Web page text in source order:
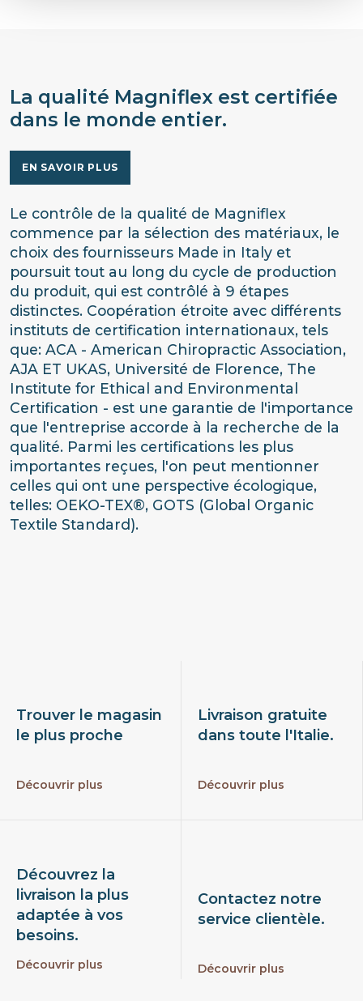
La qualité Magniflex est certifiée
dans le monde entier.
EN SAVOIR PLUS
Le contrôle de la qualité de Magniflex
commence par la sélection des matériaux, le
choix des fournisseurs Made in Italy et
poursuit tout au long du cycle de production
du produit, qui est contrôlé à 9 étapes
distinctes. Coopération étroite avec différents
instituts de certification internationaux, tels
que: ACA - American Chiropractic Association,
AJA ET UKAS, Université de Florence, The
Institute for Ethical and Environmental
Certification - est une garantie de l'importance
que l'entreprise accorde à la recherche de la
qualité. Parmi les certifications les plus
importantes reçues, l'on peut mentionner
celles qui ont une perspective écologique,
telles: OEKO-TEX®, GOTS (Global Organic
Textile Standard).
Trouver le magasin
le plus proche
Découvrir plus
Livraison gratuite
dans toute l'Italie.
Découvrir plus
Découvrez la
livraison la plus
adaptée à vos
besoins.
Découvrir plus
Contactez notre
service clientèle.
Découvrir plus